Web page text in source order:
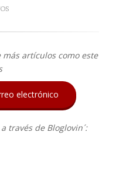
artículos como este
electrónico
través de Bloglovin´: